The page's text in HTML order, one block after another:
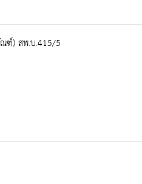
ฑ์) สพ.บ.415/5